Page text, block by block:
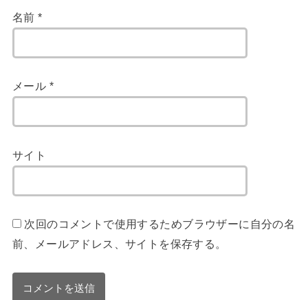
名前*
メール *
サイト
次回のコメントで使用するためブラウザーに自分の名
前、メールアドレス、サイトを保存する。